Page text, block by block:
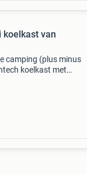
van
camping (plus minus
koelkast met